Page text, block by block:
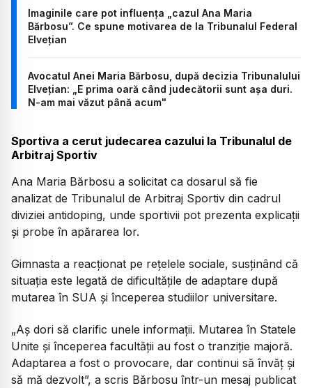
Imaginile care pot influența „cazul Ana Maria
Bărbosu”. Ce spune motivarea de la Tribunalul Federal
Elvețian
Avocatul Anei Maria Bărbosu, după decizia Tribunalului
Elvețian: „E prima oară când judecătorii sunt așa duri.
N-am mai văzut până acum"
Sportiva a cerut judecarea cazului la Tribunalul de
Arbitraj Sportiv
Ana Maria Bărbosu a solicitat ca dosarul să fie
analizat de Tribunalul de Arbitraj Sportiv din cadrul
diviziei antidoping, unde sportivii pot prezenta explicații
și probe în apărarea lor.
Gimnasta a reacționat pe rețelele sociale, susținând că
situația este legată de dificultățile de adaptare după
mutarea în SUA și începerea studiilor universitare.
„Aș dori să clarific unele informații. Mutarea în Statele
Unite și începerea facultății au fost o tranziție majoră.
Adaptarea a fost o provocare, dar continui să învăț și
să mă dezvolt”, a scris Bărbosu într-un mesaj publicat